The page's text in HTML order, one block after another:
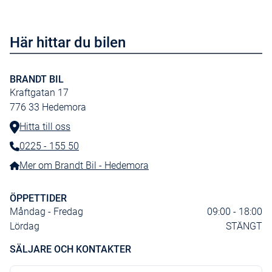
Svankstöd förarstol
Sätesvärme bak
Sätesvärme fram
Takreling i krom
Traffic jam assist
Trådlös laddning mobil
Ventilerade framstolar
Här hittar du bilen
BRANDT BIL
Kraftgatan 17
776 33 Hedemora
Hitta till oss
Telefonnummer:
0225 - 155 50
Mer om Brandt Bil - Hedemora
ÖPPETTIDER
Måndag - Fredag
09:00 - 18:00
Lördag
STÄNGT
SÄLJARE OCH KONTAKTER